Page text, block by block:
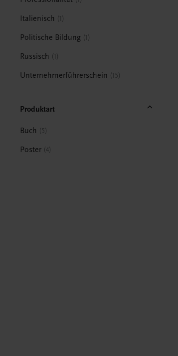
Italienisch 1
Politische Bildung 1
Russisch 1
Unternehmerführerschein 15
Produktart
Buch 5
Poster 4